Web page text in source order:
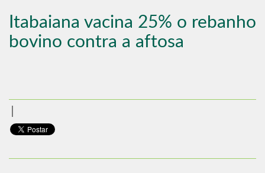
Itabaiana vacina 25% o rebanho
bovino contra a aftosa